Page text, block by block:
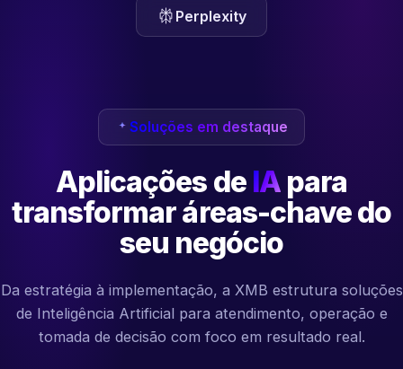
Perplexity
Soluções em destaque
Aplicações de IApara
transformaráreas-chave do
seu negócio
Da estratégia à implementação, a XMB estrutura soluções
de Inteligência Artificial para atendimento, operação e
tomada de decisão com foco em resultado real.